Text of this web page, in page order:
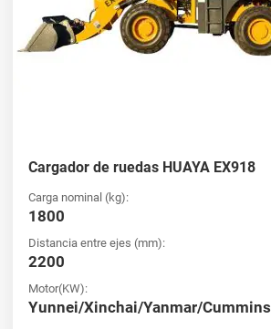
Cargador de ruedas HUAYA EX918
Carga nominal (kg):
1800
Distancia entre ejes (mm):
2200
Motor(KW):
Yunnei/Xinchai/Yanmar/Cummins